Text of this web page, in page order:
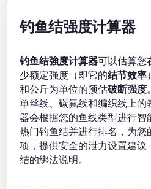
钓鱼结强度计算器
钓鱼结強度计算器可以估算您
少额定强度（即它的结节效率
和公斤为单位的预估破断强度
单丝线、碳氟线和编织线上
器会根据您的鱼线类型进行智
热门钓鱼结并进行排名，为
项，提供安全的泄力设置建议
结的绑法说明。